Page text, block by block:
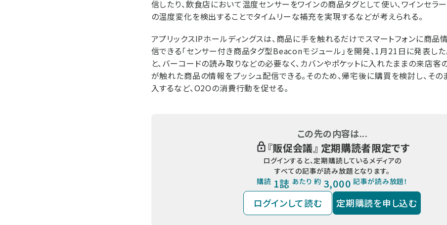
信したり、飲食店において温度センサーをワインの商品タグとして使い、ワインセラ
の温度変化を検出することでタイムリーな補充を実現するなどが考えられる。
アプリックスIPホールディングスは、商品に手を触れるだけでスマートフォンに商品
信できる「センサー付き商品タグ型Beaconモジュール」を開発、1月21日に発表し
と、バーコードの読み取りなどの必要なく、カバンやポケットに入れたままの来店客
が触れた商品の情報をプッシュ配信できる。そのため、帰宅後に購買を検討し、その
入するなど、O2Oの消費行動を促せる。
この先の内容は...
『販促会議』 定期購読者限定です
ログインすると、定期購読しているメディアの
すべての記事が読み放題となります。
購読 1誌 あたり 約 3,000 記事が読み放題！
ログインして読む 定期購読を申し込む